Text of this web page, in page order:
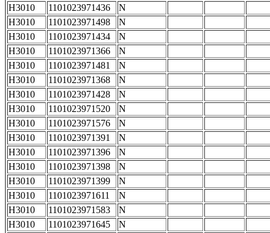
H3010
1101023971436
N
H3010
1101023971498
N
H3010
1101023971434
N
H3010
1101023971366
N
H3010
1101023971481
N
H3010
1101023971368
N
H3010
1101023971428
N
H3010
1101023971520
N
H3010
1101023971576
N
H3010
1101023971391
N
H3010
1101023971396
N
H3010
1101023971398
N
H3010
1101023971399
N
H3010
1101023971611
N
H3010
1101023971583
N
H3010
1101023971645
N